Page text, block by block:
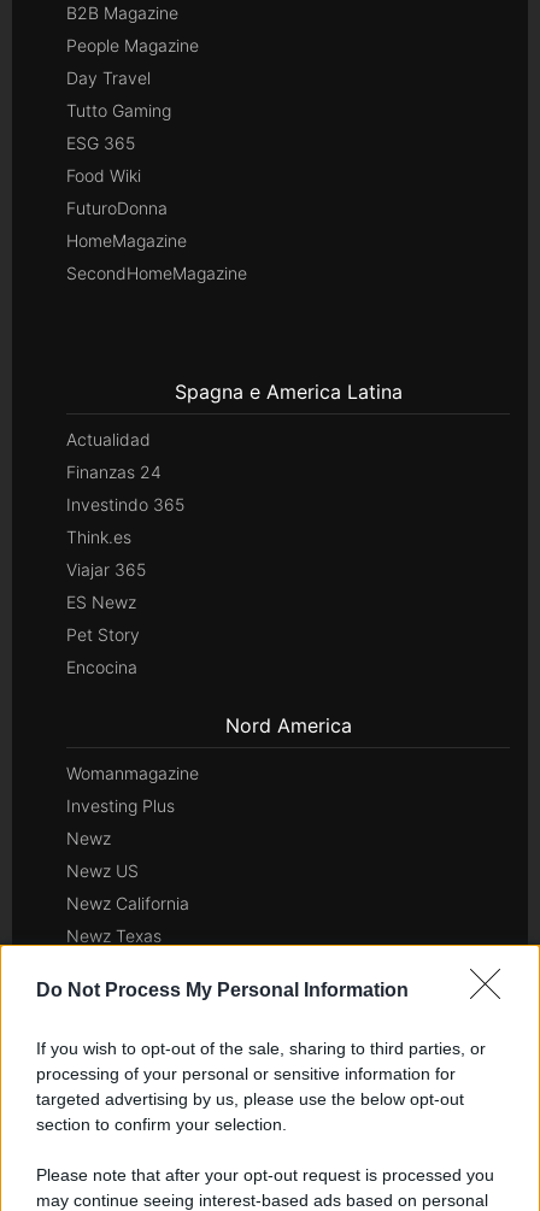
Do Not Process My Personal Information
If you wish to opt-out of the sale, sharing to third parties, or
processing of your personal or sensitive information for
targeted advertising by us, please use the below opt-out
section to confirm your selection.
Please note that after your opt-out request is processed you
may continue seeing interest-based ads based on personal
B2B Magazine
People Magazine
Day Travel
Tutto Gaming
ESG 365
Food Wiki
FuturoDonna
HomeMagazine
SecondHomeMagazine
Spagna e America Latina
Actualidad
Finanzas 24
Investindo 365
Think.es
Viajar 365
ES Newz
Pet Story
Encocina
Nord America
Womanmagazine
Investing Plus
Newz
Newz US
Newz California
Newz Texas
Newz New York
Newz Illinois
Newz Ohio
Gameland
Scoop Mag